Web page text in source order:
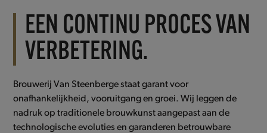
EEN CONTINU PROCES VAN
VERBETERING.
Brouwerij Van Steenberge staat garant voor
onafhankelijkheid, vooruitgang en groei. Wij leggen de
nadruk op traditionele brouwkunst aangepast aan de
technologische evoluties en garanderen betrouwbare